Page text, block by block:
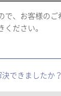
で、お客様の
ださい。
できましたか？